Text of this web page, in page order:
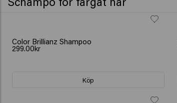
Color Brillianz Shampoo
299.00kr
Köp